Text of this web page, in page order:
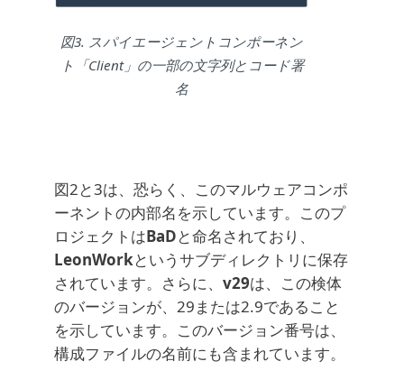
図3. スパイエージェントコンポーネン
ト「Client」の一部の文字列とコード署
名
図2と3は、恐らく、このマルウェアコンポ
ーネントの内部名を示しています。このプ
ロジェクトはBaDと命名されており、
LeonWorkというサブディレクトリに保存
されています。さらに、 v29は、この検体
のバージョンが、29または2.9であること
を示しています。このバージョン番号は、
構成ファイルの名前にも含まれています。